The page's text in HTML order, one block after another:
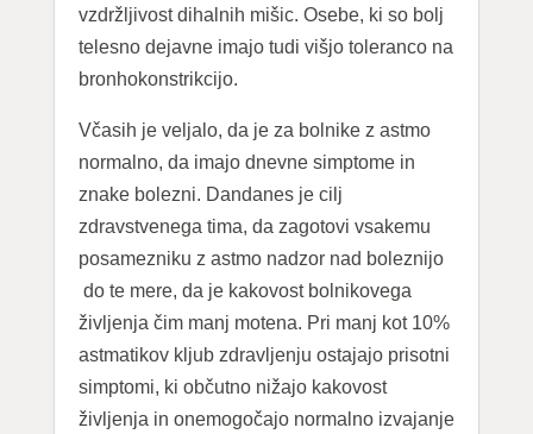
vzdržljivost dihalnih mišic. Osebe, ki so bolj
telesno dejavne imajo tudi višjo toleranco na
bronhokonstrikcijo.
Včasih je veljalo, da je za bolnike z astmo
normalno, da imajo dnevne simptome in
znake bolezni. Dandanes je cilj
zdravstvenega tima, da zagotovi vsakemu
posamezniku z astmo nadzor nad boleznijo
do te mere, da je kakovost bolnikovega
življenja čim manj motena. Pri manj kot 10%
astmatikov kljub zdravljenju ostajajo prisotni
simptomi, ki občutno nižajo kakovost
življenja in onemogočajo normalno izvajanje